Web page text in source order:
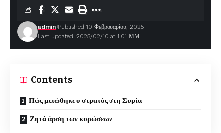
Last updated: 2025/02/10 at 1:01 ΜΜ
admin Published 10 Φεβρουαρίου, 2025
Contents
Πώς μειώθηκε ο στρατός στη Συρία
Ζητά άρση των κυρώσεων